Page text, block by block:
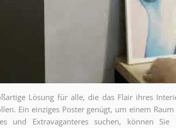
Lösung für alle, die das Flair ihres
Ein einziges Poster genügt, um einem
und Extravaganteres suchen, können